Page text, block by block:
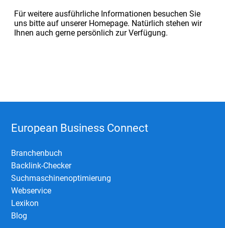
Für weitere ausführliche Informationen besuchen Sie
uns bitte auf unserer Homepage. Natürlich stehen wir
Ihnen auch gerne persönlich zur Verfügung.
European Business Connect
Branchenbuch
Backlink-Checker
Suchmaschinenoptimierung
Webservice
Lexikon
Blog